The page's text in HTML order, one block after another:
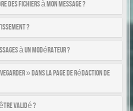
des fichiers à mon message ?
?
à un modérateur ?
» dans la page de rédaction de
être validé ?